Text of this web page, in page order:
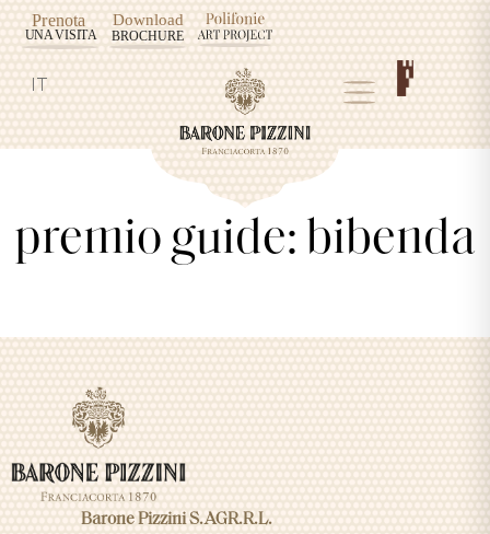
premio guide: bibenda
Barone Pizzini S.AGR.R.L.